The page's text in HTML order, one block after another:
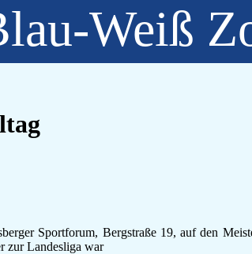
Weiß
Sportforum, Bergstraße 19, auf den
zur Landesliga war